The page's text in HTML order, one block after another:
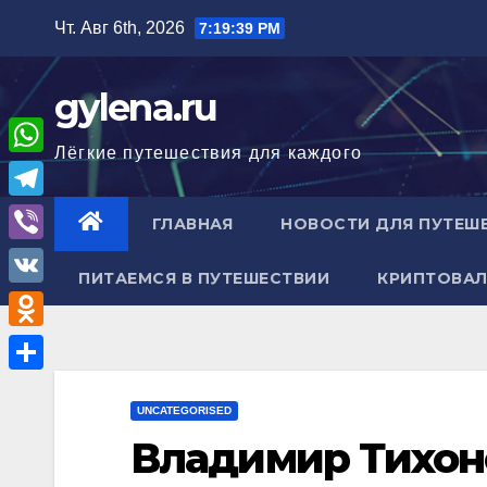
содержимому
Чт. Авг 6th, 2026 7:19:40 PM
gylena.ru
Лёгкие путешествия для каждого
ГЛАВНАЯ НОВОСТИ ДЛЯ
ПИТАЕМСЯ В ПУТЕШЕСТВИИ
UNCATEGORISED
Владимир
W
h
a
A
T
e
l
e
g
V
i
b
e
V
K
O